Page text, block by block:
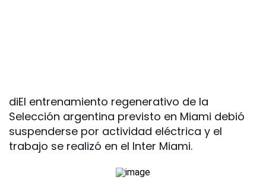
diEl entrenamiento regenerativo de la
Selección argentina previsto en Miami debió
suspenderse por actividad eléctrica y el
trabajo se realizó en el Inter Miami.